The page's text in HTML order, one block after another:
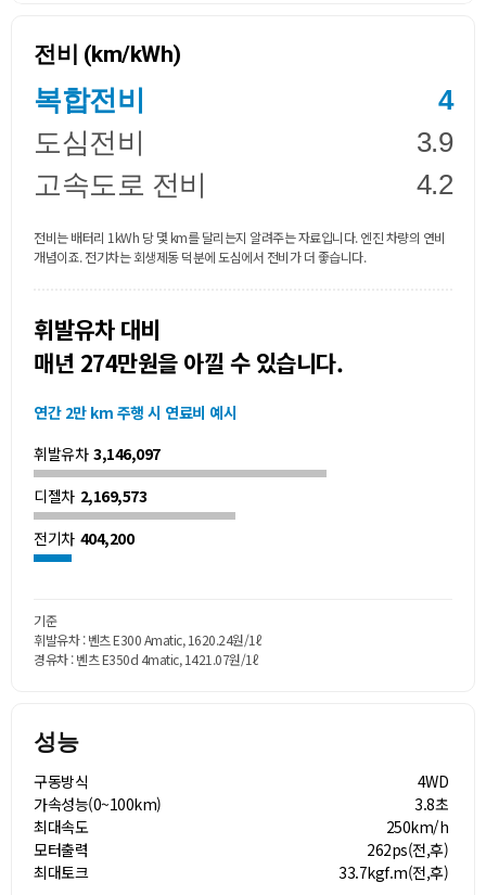
전비 (km/kWh)
복합전비
4
도심전비
3.9
고속도로 전비
4.2
전비는 배터리 1kWh 당 몇 km를 달리는지 알려주는 자료입니다. 엔진 차량의 연비
개념이죠. 전기차는 회생제동 덕분에 도심에서 전비가 더 좋습니다.
휘발유차 대비
매년 274만원을 아낄 수 있습니다.
연간 2만 km 주행 시 연료비 예시
휘발유차 3,146,097
디젤차 2,169,573
전기차 404,200
기준
휘발유차 : 벤츠 E300 Amatic, 1620.24원/1ℓ
경유차 : 벤츠 E350d 4matic, 1421.07원/1ℓ
성능
구동방식
4WD
가속성능(0~100km)
3.8초
최대속도
250km/h
모터출력
262ps(전,후)
최대토크
33.7kgf.m(전,후)